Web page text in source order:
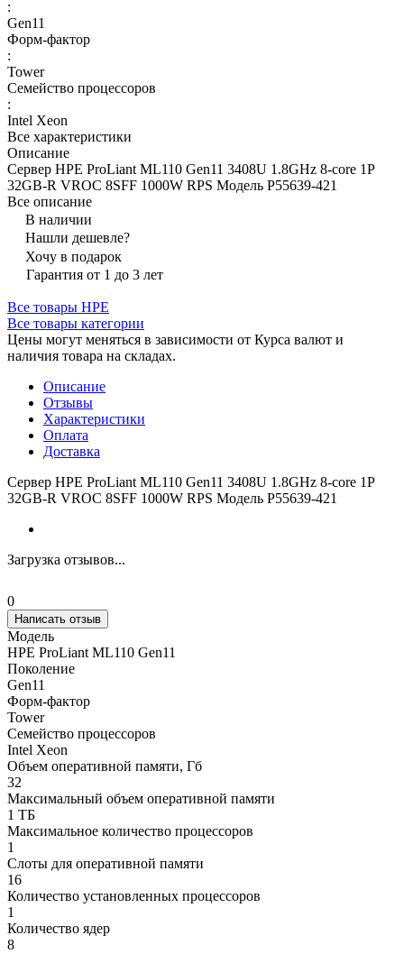
:
Gen11
Форм-фактор
:
Tower
Семейство процессоров
:
Intel Xeon
Все характеристики
Описание
Сервер HPE ProLiant ML110 Gen11 3408U 1.8GHz 8-core 1P
32GB-R VROC 8SFF 1000W RPS Модель P55639-421
Все описание
В наличии
Нашли дешевле?
Хочу в подарок
Гарантия от 1 до 3 лет
Все товары HPE
Все товары категории
Цены могут меняться в зависимости от Курса валют и
наличия товара на складах.
Описание
Отзывы
Характеристики
Оплата
Доставка
Сервер HPE ProLiant ML110 Gen11 3408U 1.8GHz 8-core 1P
32GB-R VROC 8SFF 1000W RPS Модель P55639-421
Загрузка отзывов...
0
Написать отзыв
Модель
HPE ProLiant ML110 Gen11
Поколение
Gen11
Форм-фактор
Tower
Семейство процессоров
Intel Xeon
Объем оперативной памяти, Гб
32
Максимальный объем оперативной памяти
1 ТБ
Максимальное количество процессоров
1
Слоты для оперативной памяти
16
Количество установленных процессоров
1
Количество ядер
8